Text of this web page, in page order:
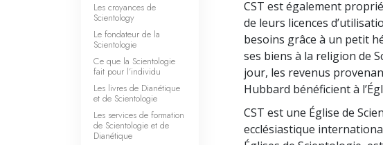
CST est également
de leurs licences
besoins grâce à un petit
ses biens à la religion de
jour, les revenus
Hubbard bénéficient à
CST est une Église de
ecclésiastique
Les croyances de
Scientology
Le fondateur de la
Scientologie
Ce que la Scientologie
fait pour l’individu
Les livres de Dianétique
et de Scientologie
Les services de formation
de Scientologie et de
Dianétique